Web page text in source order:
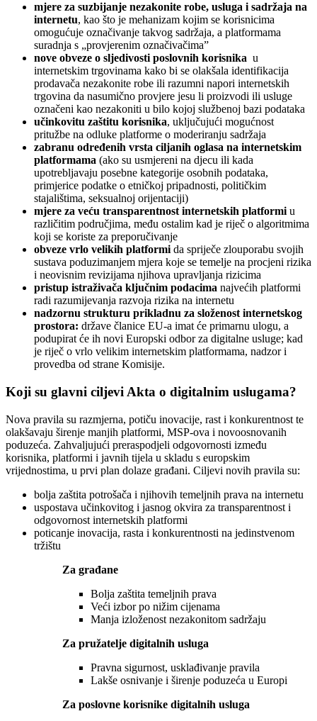
mjere za suzbijanje nezakonite robe, usluga i sadržaja na
internetu, kao što je mehanizam kojim se korisnicima
omogućuje označivanje takvog sadržaja, a platformama
suradnja s „provjerenim označivačima”
nove obveze o sljedivosti poslovnih korisnika u
internetskim trgovinama kako bi se olakšala identifikacija
prodavača nezakonite robe ili razumni napori internetskih
trgovina da nasumično provjere jesu li proizvodi ili usluge
označeni kao nezakoniti u bilo kojoj službenoj bazi podataka
učinkovitu zaštitu korisnika, uključujući mogućnost
pritužbe na odluke platforme o moderiranju sadržaja
zabranu određenih vrsta ciljanih oglasa na internetskim
platformama (ako su usmjereni na djecu ili kada
upotrebljavaju posebne kategorije osobnih podataka,
primjerice podatke o etničkoj pripadnosti, političkim
stajalištima, seksualnoj orijentaciji)
mjere za veću transparentnost internetskih platformi u
različitim područjima, među ostalim kad je riječ o algoritmima
koji se koriste za preporučivanje
obveze vrlo velikih platformi da spriječe zlouporabu svojih
sustava poduzimanjem mjera koje se temelje na procjeni rizika
i neovisnim revizijama njihova upravljanja rizicima
pristup istraživača ključnim podacima najvećih platformi
radi razumijevanja razvoja rizika na internetu
nadzornu strukturu prikladnu za složenost internetskog
prostora: države članice EU-a imat će primarnu ulogu, a
podupirat će ih novi Europski odbor za digitalne usluge; kad
je riječ o vrlo velikim internetskim platformama, nadzor i
provedba od strane Komisije.
Koji su glavni ciljevi Akta o digitalnim uslugama?
Nova pravila su razmjerna, potiču inovacije, rast i konkurentnost te
olakšavaju širenje manjih platformi, MSP-ova i novoosnovanih
poduzeća. Zahvaljujući preraspodjeli odgovornosti između
korisnika, platformi i javnih tijela u skladu s europskim
vrijednostima, u prvi plan dolaze građani. Ciljevi novih pravila su:
bolja zaštita potrošača i njihovih temeljnih prava na internetu
uspostava učinkovitog i jasnog okvira za transparentnost i
odgovornost internetskih platformi
poticanje inovacija, rasta i konkurentnosti na jedinstvenom
tržištu
Za građane
Bolja zaštita temeljnih prava
Veći izbor po nižim cijenama
Manja izloženost nezakonitom sadržaju
Za pružatelje digitalnih usluga
Pravna sigurnost, usklađivanje pravila
Lakše osnivanje i širenje poduzeća u Europi
Za poslovne korisnike digitalnih usluga